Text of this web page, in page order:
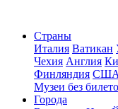
Страны
Италия Ватикан
Чехия Англия
Финляндия США
Музеи без
Города